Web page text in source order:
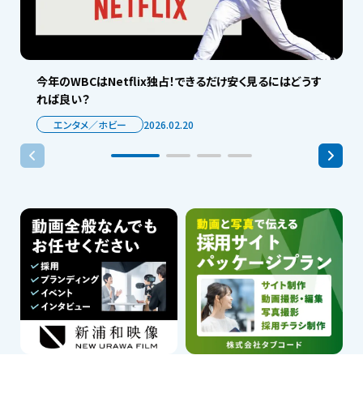
今年のWBCはNetflix独占！できるだけ安く見るにはどうす
れば良い？
エンタメ／ホビー 2026.02.20